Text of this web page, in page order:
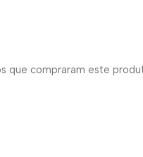
que compraram este